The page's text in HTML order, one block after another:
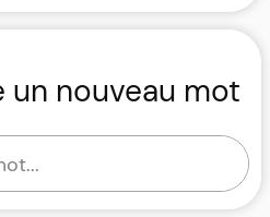
un nouveau mot